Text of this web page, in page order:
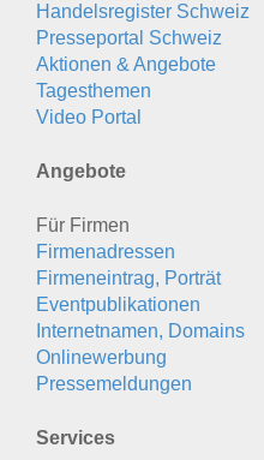
Handelsregister Schweiz
Presseportal Schweiz
Aktionen & Angebote
Tagesthemen
Video Portal
Angebote
Für Firmen
Firmenadressen
Firmeneintrag, Porträt
Eventpublikationen
Internetnamen, Domains
Onlinewerbung
Pressemeldungen
Services